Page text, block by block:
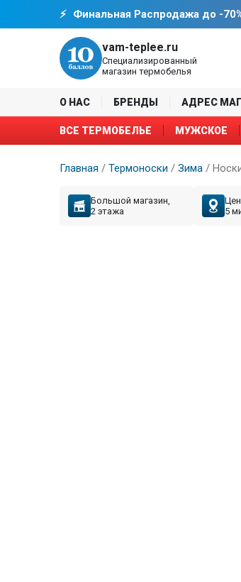
Финальная Распродажа до -
vam-teplee.ru
Специализированный
магазин термобелья
О НАС БРЕНДЫ АДРЕС
ВСЕ ТЕРМОБЕЛЬЕ МУЖСКОЕ
Главная / Термоноски / Зима /
Большой магазин,
2 этажа
5